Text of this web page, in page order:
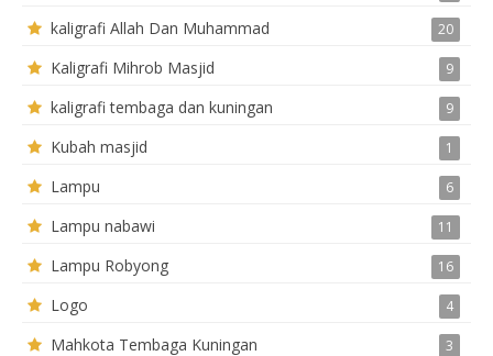
kaligrafi Allah Dan Muhammad 20
Kaligrafi Mihrob Masjid 9
kaligrafi tembaga dan kuningan 9
Kubah masjid 1
Lampu 6
Lampu nabawi 11
Lampu Robyong 16
Logo 4
Mahkota Tembaga Kuningan 3